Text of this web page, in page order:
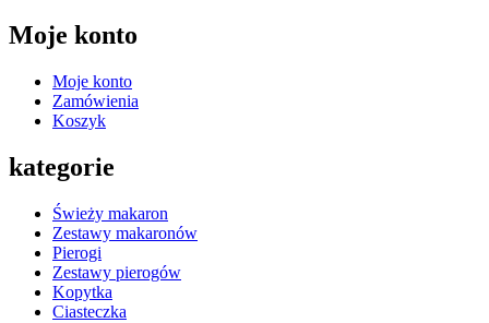
Moje konto
Moje konto
Zamówienia
Koszyk
kategorie
Świeży makaron
Zestawy makaronów
Pierogi
Zestawy pierogów
Kopytka
Ciasteczka